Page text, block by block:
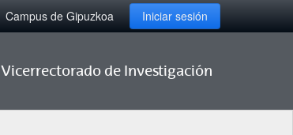
Campus de Gipuzkoa Iniciar sesión
Vicerrectorado de Investigación